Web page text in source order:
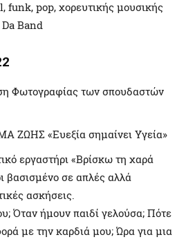
funk, pop, χορευτικής μουσικής
Band
Φωτογραφίας των σπουδαστών
ΖΩΗΣ «Ευεξία σημαίνει Υγεία»
εργαστήρι «Βρίσκω τη χαρά
βασισμένο σε απλές αλλά
ασκήσεις.
Όταν ήμουν παιδί γελούσα; Πότε
με την καρδιά μου; Ώρα για μια